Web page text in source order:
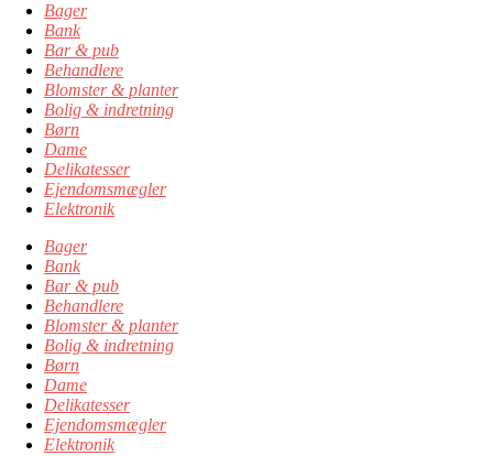
Bager
Bank
Bar & pub
Behandlere
Blomster & planter
Bolig & indretning
Børn
Dame
Delikatesser
Ejendomsmægler
Elektronik
Bager
Bank
Bar & pub
Behandlere
Blomster & planter
Bolig & indretning
Børn
Dame
Delikatesser
Ejendomsmægler
Elektronik